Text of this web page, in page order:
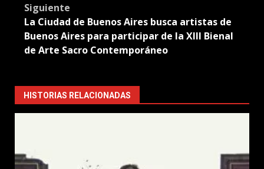
Siguiente
La Ciudad de Buenos Aires busca artistas de
Buenos Aires para participar de la XIII Bienal
de Arte Sacro Contemporáneo
HISTORIAS RELACIONADAS